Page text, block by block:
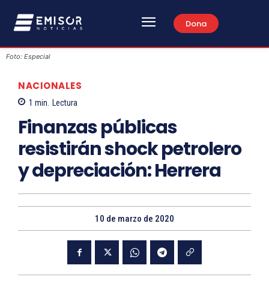
Dona
Foto: Especial
NACIONALES
1 min. Lectura
Finanzas públicas
resistirán shock petrolero
y depreciación: Herrera
10 de marzo de 2020